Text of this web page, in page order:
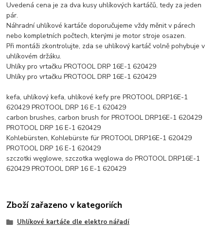
Uvedená cena je za dva kusy uhlíkových kartáčů, tedy za jeden
pár.
Náhradní uhlíkové kartáče doporučujeme vždy měnit v párech
nebo kompletních počtech, kterými je motor stroje osazen.
Při montáži zkontrolujte, zda se uhlíkový kartáč volně pohybuje v
uhlíkovém držáku.
Uhlíky pro vrtačku PROTOOL DRP 16E-1 620429
Uhlíky pro vrtačku PROTOOL DRP 16E-1 620429
kefa, uhlíkový kefa, uhlíkové kefy pre PROTOOL DRP16E-1
620429 PROTOOL DRP 16 E-1 620429
carbon brushes, carbon brush for PROTOOL DRP16E-1 620429
PROTOOL DRP 16 E-1 620429
Kohlebürsten, Kohlebürste für PROTOOL DRP16E-1 620429
PROTOOL DRP 16 E-1 620429
szczotki węglowe, szczotka węglowa do PROTOOL DRP16E-1
620429 PROTOOL DRP 16 E-1 620429
Zboží zařazeno v kategoriích
Uhlíkové kartáče dle elektro nářadí